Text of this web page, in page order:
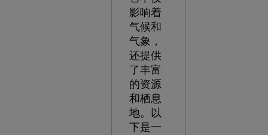
影响着
气候和
气象，
还提供
了丰富
的资源
和栖息
地。以
下是一